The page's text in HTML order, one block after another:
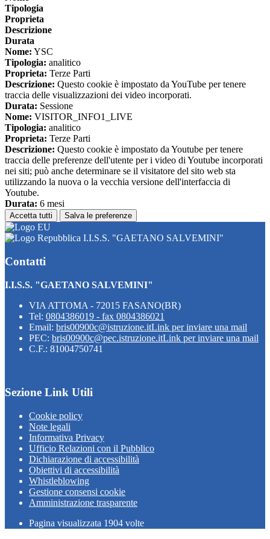
Tipologia
Proprieta
Descrizione
Durata
Nome: YSC
Tipologia: analitico
Proprieta: Terze Parti
Descrizione: Questo cookie è impostato da YouTube per tenere
traccia delle visualizzazioni dei video incorporati.
Durata: Sessione
Nome: VISITOR_INFO1_LIVE
Tipologia: analitico
Proprieta: Terze Parti
Descrizione: Questo cookie è impostato da Youtube per tenere
traccia delle preferenze dell'utente per i video di Youtube incorporati
nei siti; può anche determinare se il visitatore del sito web sta
utilizzando la nuova o la vecchia versione dell'interfaccia di
Youtube.
Durata: 6 mesi
Accetta tutti Salva le preferenze
I.I.S.S. "GAETANO SALVEMINI"
Contatti
I.I.S.S. "GAETANO SALVEMINI"
VIA ATTOMA - 72015 FASANO(BR)
Tel: 0804386019 - fax 0804386021
Email: bris00900c@istruzione.itLink per inviare una mail
PEC: bris00900c@pec.istruzione.itLink per inviare una mail
C.F.: 81004750741
Sezione Link Utili
Cookie policy
Note legali
Informativa Privacy
Ufficio Relazioni con il Pubblico
Dichiarazione di accessibilità
Obiettivi di accessibilità
Whistleblowing
Gestione consensi cookie
Amministrazione trasparente
Pagina visualizzata 1904 volte